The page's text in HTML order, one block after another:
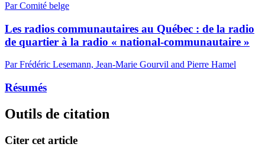
Par Comité belge
Les radios communautaires au Québec : de la radio
de quartier à la radio « national-communautaire »
Par Frédéric Lesemann, Jean-Marie Gourvil and Pierre Hamel
Résumés
Outils de citation
Citer cet article